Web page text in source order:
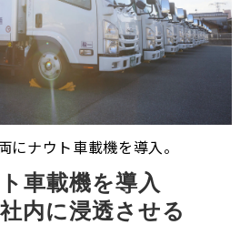
にナウト車載機を導入。
車載機を導入
内に浸透させる